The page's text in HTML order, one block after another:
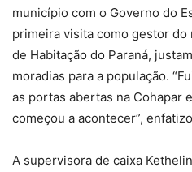
município com o Governo do
primeira visita como gestor
de Habitação do Paraná,
moradias para a população.
as portas abertas na Cohapar
começou a acontecer”,
A supervisora de caixa